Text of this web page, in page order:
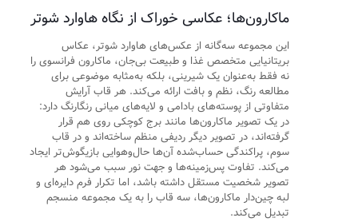
ماکارون‌ها؛ عکاسی خوراک از نگاه هاوارد شوتر
این مجموعه سه‌گانه از عکس‌های هاوارد شوتر، عکاس
بریتانیایی متخصص غذا و طبیعت بی‌جان، ماکارون فرانسوی را
نه فقط به‌عنوان یک شیرینی، بلکه به‌مثابه موضوعی برای
مطالعه رنگ، نظم و بافت ارائه می‌کند. هر قاب آرایش
متفاوتی از پوسته‌های بادامی و لایه‌های میانی رنگارنگ دارد:
در یک تصویر ماکارون‌ها مانند برج کوچکی روی هم قرار
گرفته‌اند، در تصویر دیگر ردیفی منظم ساخته‌اند و در قاب
سوم، پراکندگی حساب‌شده آن‌ها حال‌وهوایی بازیگوش‌تر ایجاد
می‌کند. تفاوت پس‌زمینه‌ها و جهت نور سبب می‌شود هر
تصویر شخصیت مستقل داشته باشد، اما تکرار فرم دایره‌ای و
لبه چین‌دار ماکارون‌ها، سه قاب را به یک مجموعه منسجم
تبدیل می‌کند.